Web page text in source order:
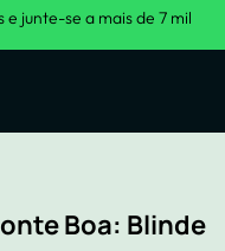
junte-se a mais de 7 mil
Boa: Blinde